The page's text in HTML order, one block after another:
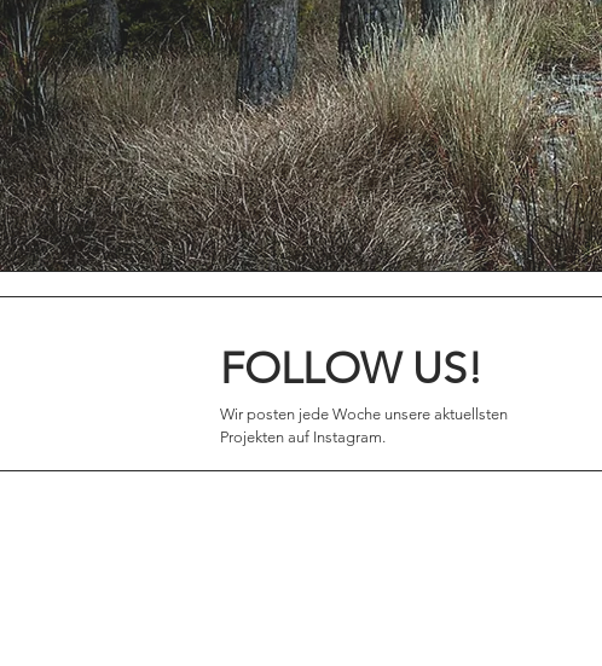
FOLLOW US!
Wir posten jede Woche unsere aktuellsten
Projekten auf Instagram.